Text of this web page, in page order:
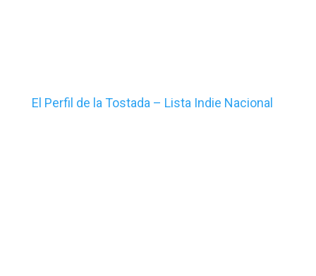
El Perfil de la Tostada – Lista Indie Nacional